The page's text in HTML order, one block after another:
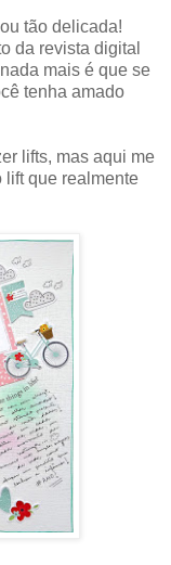
tão delicada!
da revista digital
mais é que se
tenha amado
lifts, mas aqui me
lift que realmente